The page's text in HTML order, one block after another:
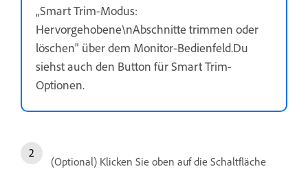
„Smart Trim-Modus:
Hervorgehobene\nAbschnitte trimmen oder
löschen" über dem Monitor-Bedienfeld.Du
siehst auch den Button für Smart Trim-
Optionen.
(Optional) Klicken Sie oben auf die Schaltfläche